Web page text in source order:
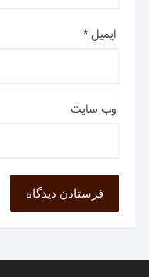
ایمیل*
وب‌ سایت